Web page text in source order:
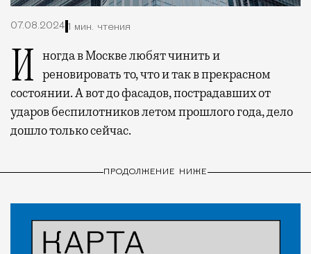
07.08.2024 1 мин. чтения
Иногда в Москве любят чинить и реновировать то, что и так в прекрасном
состоянии. А вот до фасадов, пострадавших от
ударов беспилотников летом прошлого года, дело
дошло только сейчас.
ПРОДОЛЖЕНИЕ НИЖЕ